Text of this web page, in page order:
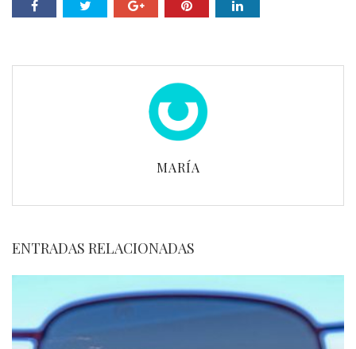
MARÍA
ENTRADAS RELACIONADAS